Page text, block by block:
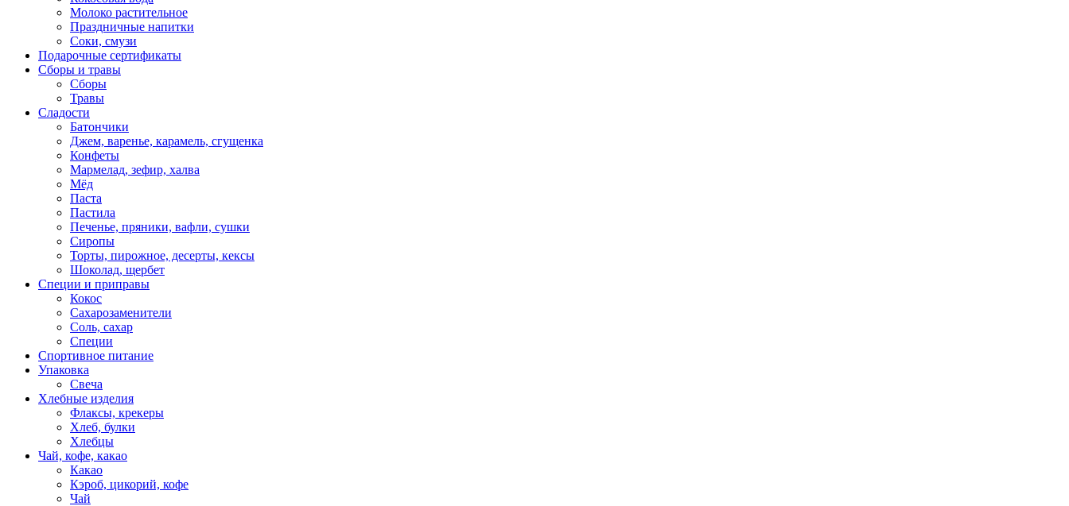
Молоко растительное
Праздничные напитки
Соки, смузи
Подарочные сертификаты
Сборы и травы
Сборы
Травы
Сладости
Батончики
Джем, варенье, карамель, сгущенка
Конфеты
Мармелад, зефир, халва
Мёд
Паста
Пастила
Печенье, пряники, вафли, сушки
Сиропы
Торты, пирожное, десерты, кексы
Шоколад, щербет
Специи и приправы
Кокос
Сахарозаменители
Соль, сахар
Специи
Спортивное питание
Упаковка
Свеча
Хлебные изделия
Флаксы, крекеры
Хлеб, булки
Хлебцы
Чай, кофе, какао
Какао
Кэроб, цикорий, кофе
Чай